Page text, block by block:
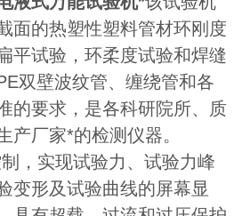
面的热塑性塑料管材环刚度
平试验，环柔度试验和焊缝
双壁波纹管、缠绕管和各
的要求，是各科研院所、质
产厂家*的检测仪器。
制，实现试验力、试验力峰
变形及试验曲线的屏幕显